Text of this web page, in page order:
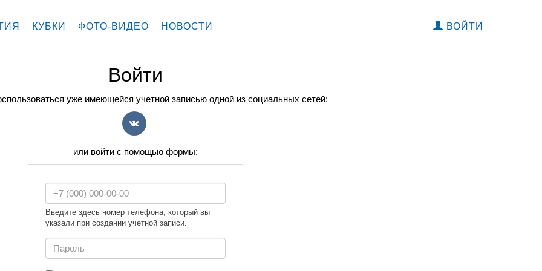
КУБКИ ФОТО-ВИДЕО НОВОСТИ ВОЙТИ
Войти
уже имеющейся учетной записью одной из социальных сетей:
или войти с помощью формы:
Введите здесь номер телефона, который вы
указали при создании учетной записи.